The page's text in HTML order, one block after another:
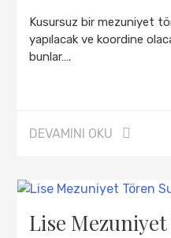
Kusursuz bir mezuniyet
yapılacak ve koordine
bunlar….
DEVAMINI OKU
Lise